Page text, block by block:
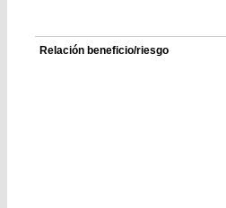
Relación beneficio/riesgo